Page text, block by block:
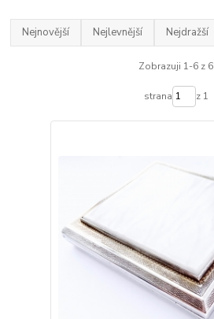
Nejnovější Nejlevnější Nejdražší
Zobrazuji 1-6 z 6
strana z 1